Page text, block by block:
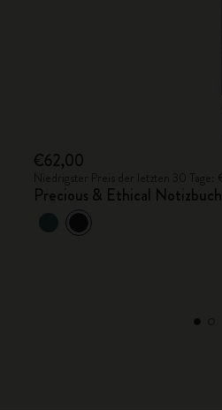
€62,00
Precious & Ethical Notizbuch